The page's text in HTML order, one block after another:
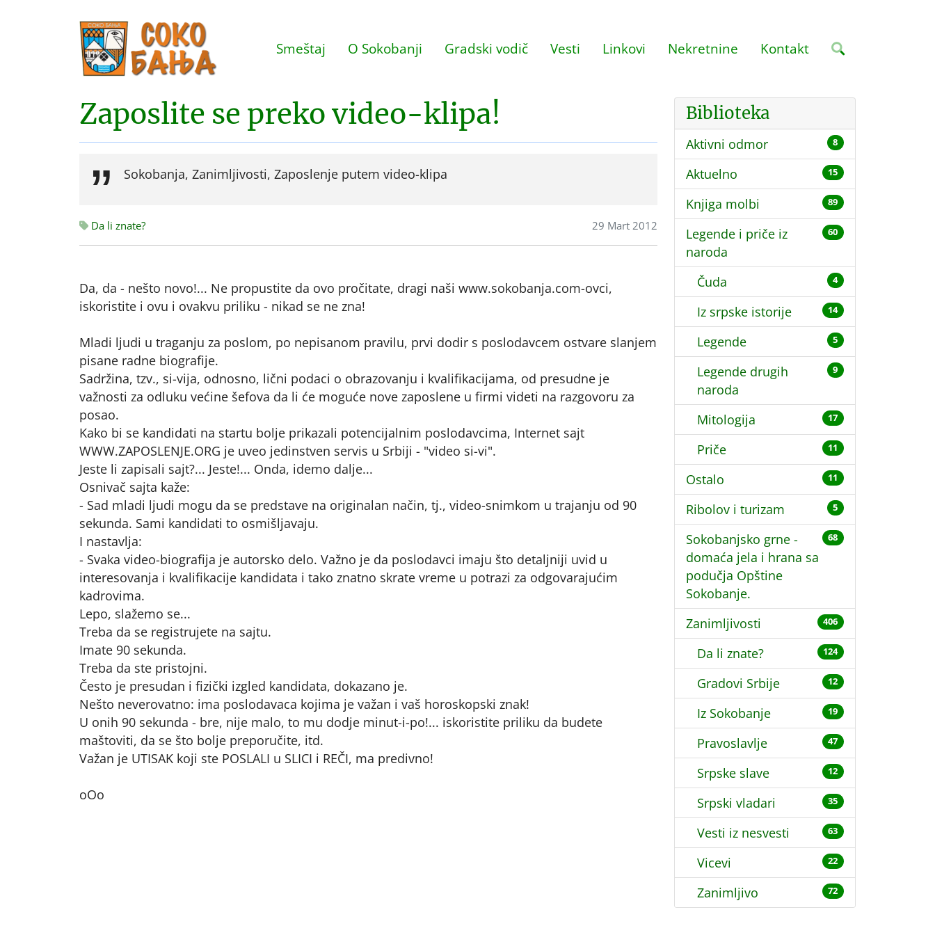
Smeštaj O Sokobanji Gradski vodič Vesti Linkovi Nekretnine Kontakt
Zaposlite se preko video-klipa!
Sokobanja, Zanimljivosti, Zaposlenje putem video-klipa
Da li znate? 29 Mart 2012
Da, da - nešto novo!... Ne propustite da ovo pročitate, dragi naši www.sokobanja.com-ovci,
iskoristite i ovu i ovakvu priliku - nikad se ne zna!
Mladi ljudi u traganju za poslom, po nepisanom pravilu, prvi dodir s poslodavcem ostvare slanjem
pisane radne biografije.
Sadržina, tzv., si-vija, odnosno, lični podaci o obrazovanju i kvalifikacijama, od presudne je
važnosti za odluku većine šefova da li će moguće nove zaposlene u firmi videti na razgovoru za
posao.
Kako bi se kandidati na startu bolje prikazali potencijalnim poslodavcima, Internet sajt
WWW.ZAPOSLENJE.ORG je uveo jedinstven servis u Srbiji - "video si-vi".
Jeste li zapisali sajt?... Jeste!... Onda, idemo dalje...
Osnivač sajta kaže:
- Sad mladi ljudi mogu da se predstave na originalan način, tj., video-snimkom u trajanju od 90
sekunda. Sami kandidati to osmišljavaju.
I nastavlja:
- Svaka video-biografija je autorsko delo. Važno je da poslodavci imaju što detaljniji uvid u
interesovanja i kvalifikacije kandidata i tako znatno skrate vreme u potrazi za odgovarajućim
kadrovima.
Lepo, slažemo se...
Treba da se registrujete na sajtu.
Imate 90 sekunda.
Treba da ste pristojni.
Često je presudan i fizički izgled kandidata, dokazano je.
Nešto neverovatno: ima poslodavaca kojima je važan i vaš horoskopski znak!
U onih 90 sekunda - bre, nije malo, to mu dodje minut-i-po!... iskoristite priliku da budete
maštoviti, da se što bolje preporučite, itd.
Važan je UTISAK koji ste POSLALI u SLICI i REČI, ma predivno!
oOo
Biblioteka
Aktivni odmor 8
Aktuelno 15
Knjiga molbi 89
Legende i priče iz
naroda
60
Čuda 4
Iz srpske istorije 14
Legende 5
Legende drugih
naroda
9
Mitologija 17
Priče 11
Ostalo 11
Ribolov i turizam 5
Sokobanjsko grne -
domaća jela i hrana sa
podučja Opštine
Sokobanje.
68
Zanimljivosti 406
Da li znate? 124
Gradovi Srbije 12
Iz Sokobanje 19
Pravoslavlje 47
Srpske slave 12
Srpski vladari 35
Vesti iz nesvesti 63
Vicevi 22
Zanimljivo 72